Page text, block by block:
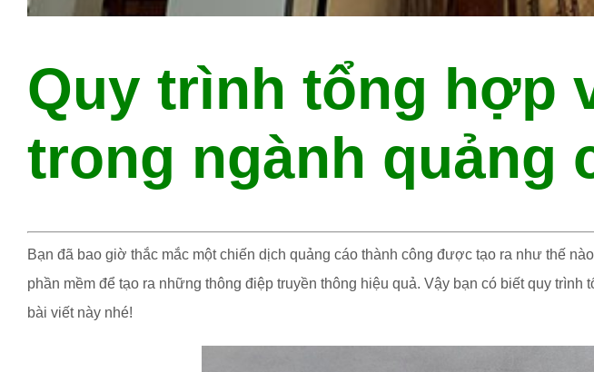
Quy trình tổng hợp
trong ngành quảng
Bạn đã bao giờ thắc mắc một chiến dịch quảng cáo thành công được tạo ra như thế
phần mềm để tạo ra những thông điệp truyền thông hiệu quả. Vậy bạn có biết quy
bài viết này nhé!